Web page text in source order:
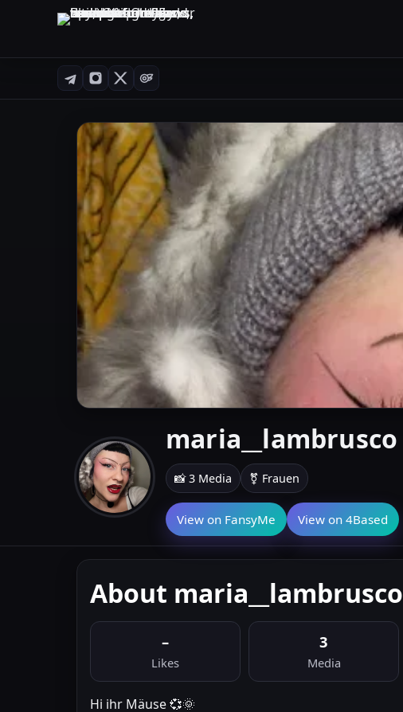
maria__lambrusco
📸 3 Media ⚧ Frauen
View on FansyMe View on 4Based
About maria__lambrusco
–
Likes
3
Media
Hi ihr Mäuse 💞🌞